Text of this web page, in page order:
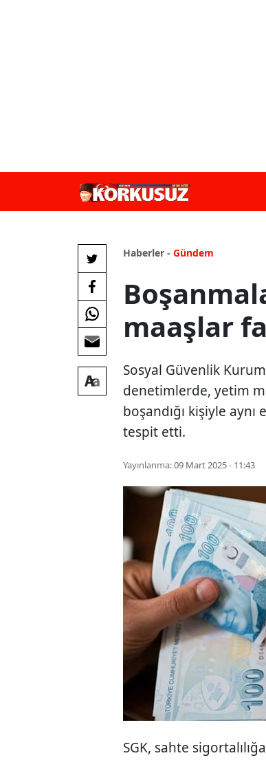
Haberler - Gündem
maaşlar
Sosyal Güvenlik
denetimlerde, yetim
boşandığı kişiyle
tespit etti.
Yayınlanma:09 Mart 2025 - 11:43
SGK, sahte